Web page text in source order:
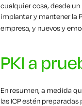
cualquier cosa, desde
implantar y mantener la
empresa, y nuevos y
PKI a
En resumen, a medida
las ICP estén